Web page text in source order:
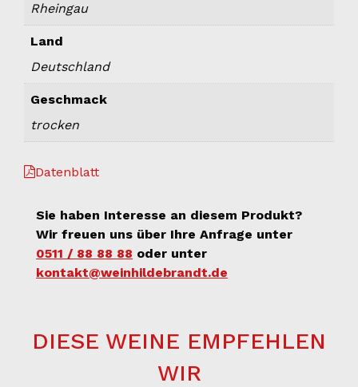
Rheingau
Land
Deutschland
Geschmack
trocken
Datenblatt
Sie haben Interesse an diesem Produkt?
Wir freuen uns über Ihre Anfrage unter
0511 / 88 88 88 oder unter
kontakt@weinhildebrandt.de
DIESE WEINE EMPFEHLEN
WIR